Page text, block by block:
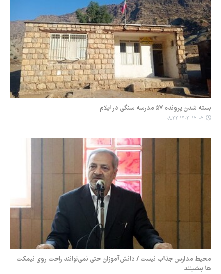
بسته شدن پرونده ۵۷ مدرسه سنگی در ایلام
۱۴۰۴-۱۲-۰۲ ۰۸:۴۴
محیط مدارس جذاب نیست / دانش‌آموزان حتی نمی‌توانند راحت روی نیمکت
ها بنشینند